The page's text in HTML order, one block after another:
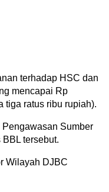
terhadap HSC dan
mencapai Rp
tiga ratus ribu rupiah).
Sumber
tersebut.
Wilayah DJBC